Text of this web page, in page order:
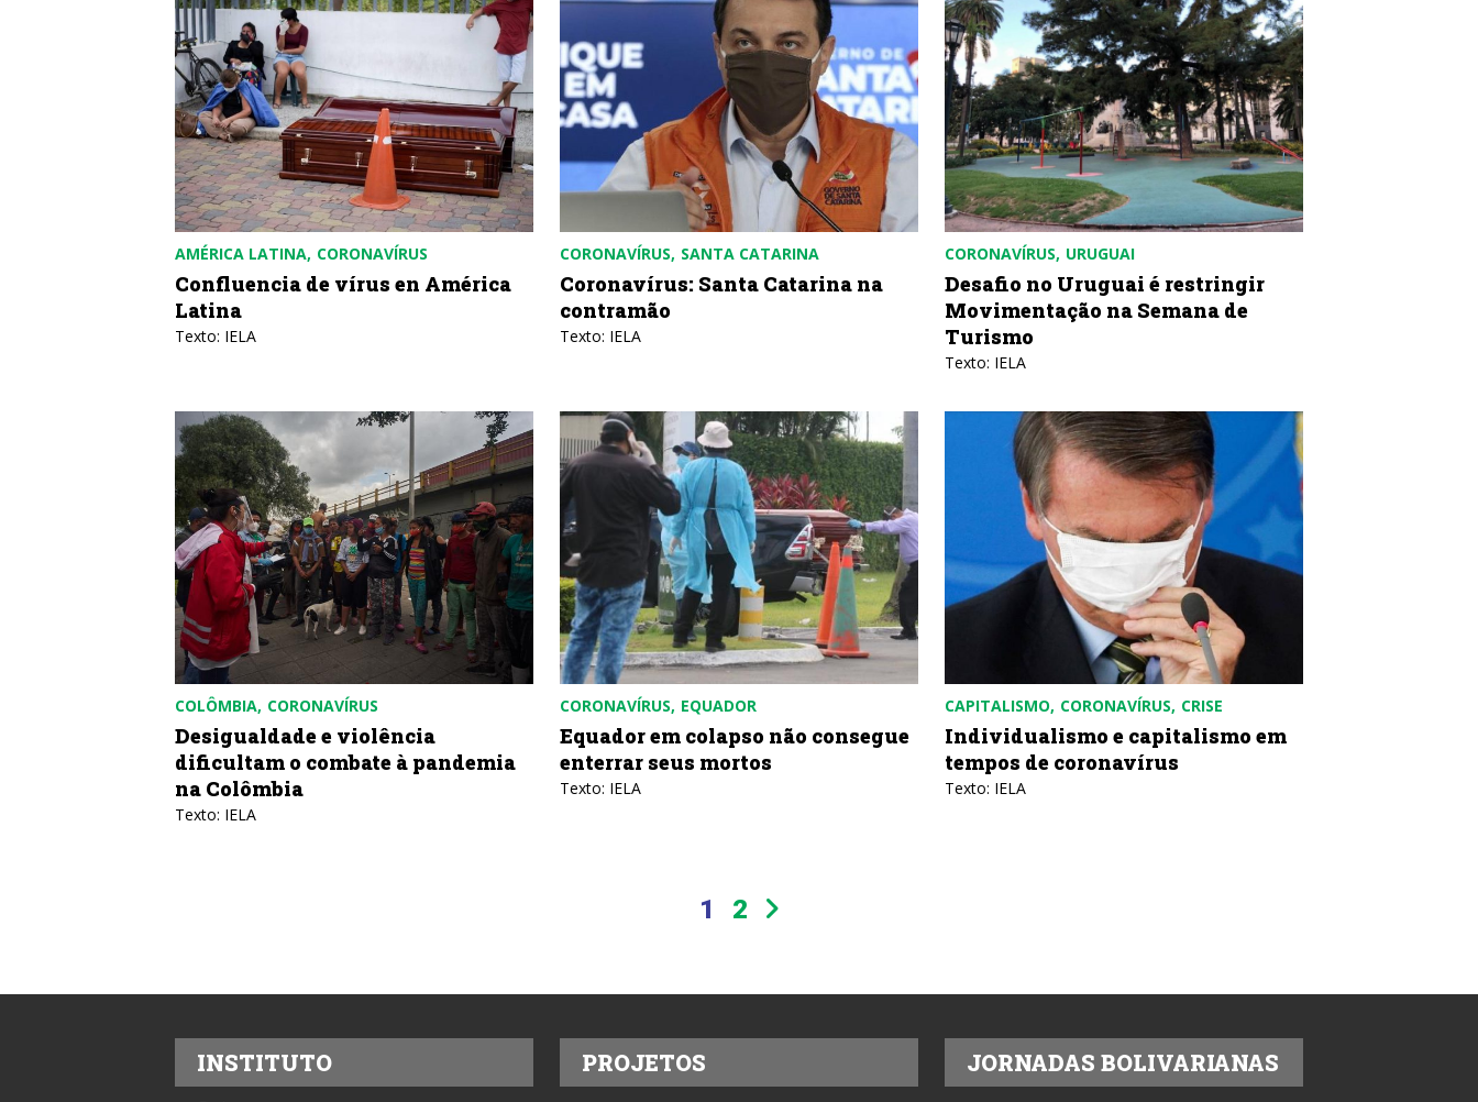
AMÉRICA LATINA CORONAVÍRUS
Confluencia de vírus en América
Latina
Texto: IELA
CORONAVÍRUS SANTA CATARINA
Coronavírus: Santa Catarina na
contramão
Texto: IELA
CORONAVÍRUS URUGUAI
Desafio no Uruguai é restringir
Movimentação na Semana de
Turismo
Texto: IELA
COLÔMBIA CORONAVÍRUS
Desigualdade e violência
dificultam o combate à pandemia
na Colômbia
Texto: IELA
CORONAVÍRUS EQUADOR
Equador em colapso não consegue
enterrar seus mortos
Texto: IELA
CAPITALISMO CORONAVÍRUS CRISE
Individualismo e capitalismo em
tempos de coronavírus
Texto: IELA
1 2
INSTITUTO PROJETOS JORNADAS BOLIVARIANAS